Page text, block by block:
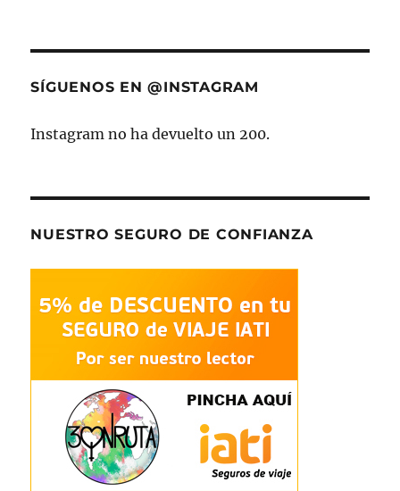
SÍGUENOS EN @INSTAGRAM
Instagram no ha devuelto un 200.
NUESTRO SEGURO DE CONFIANZA